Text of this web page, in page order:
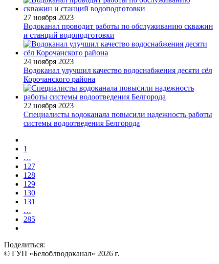
27 ноября 2023
Водоканал проводит работы по обслуживанию скважин
и станций водоподготовки
24 ноября 2023
Водоканал улучшил качество водоснабжения десяти сёл
Корочанского района
22 ноября 2023
Специалисты водоканала повысили надежность работы
системы водоотведения Белгорода
1
…
127
128
129
130
131
…
285
Поделиться:
© ГУП «Белоблводоканал» 2026 г.